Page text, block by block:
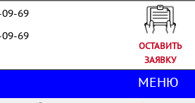
69
69
ОСТАВИТЬ
ЗАЯВКУ
МЕНЮ